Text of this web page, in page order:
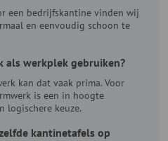
een bedrijfskantine vinden wij
en eenvoudig schoon te
als werkplek gebruiken?
kan dat vaak prima. Voor
is een in hoogte
logischere keuze.
kantinetafels op